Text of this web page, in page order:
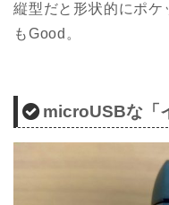
縦型だと形状的にポケ
もGood。
microUSBな「